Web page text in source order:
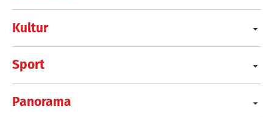
Kultur
Sport
Panorama